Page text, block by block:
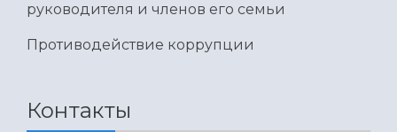
руководителя и членов его семьи
Противодействие коррупции
Контакты